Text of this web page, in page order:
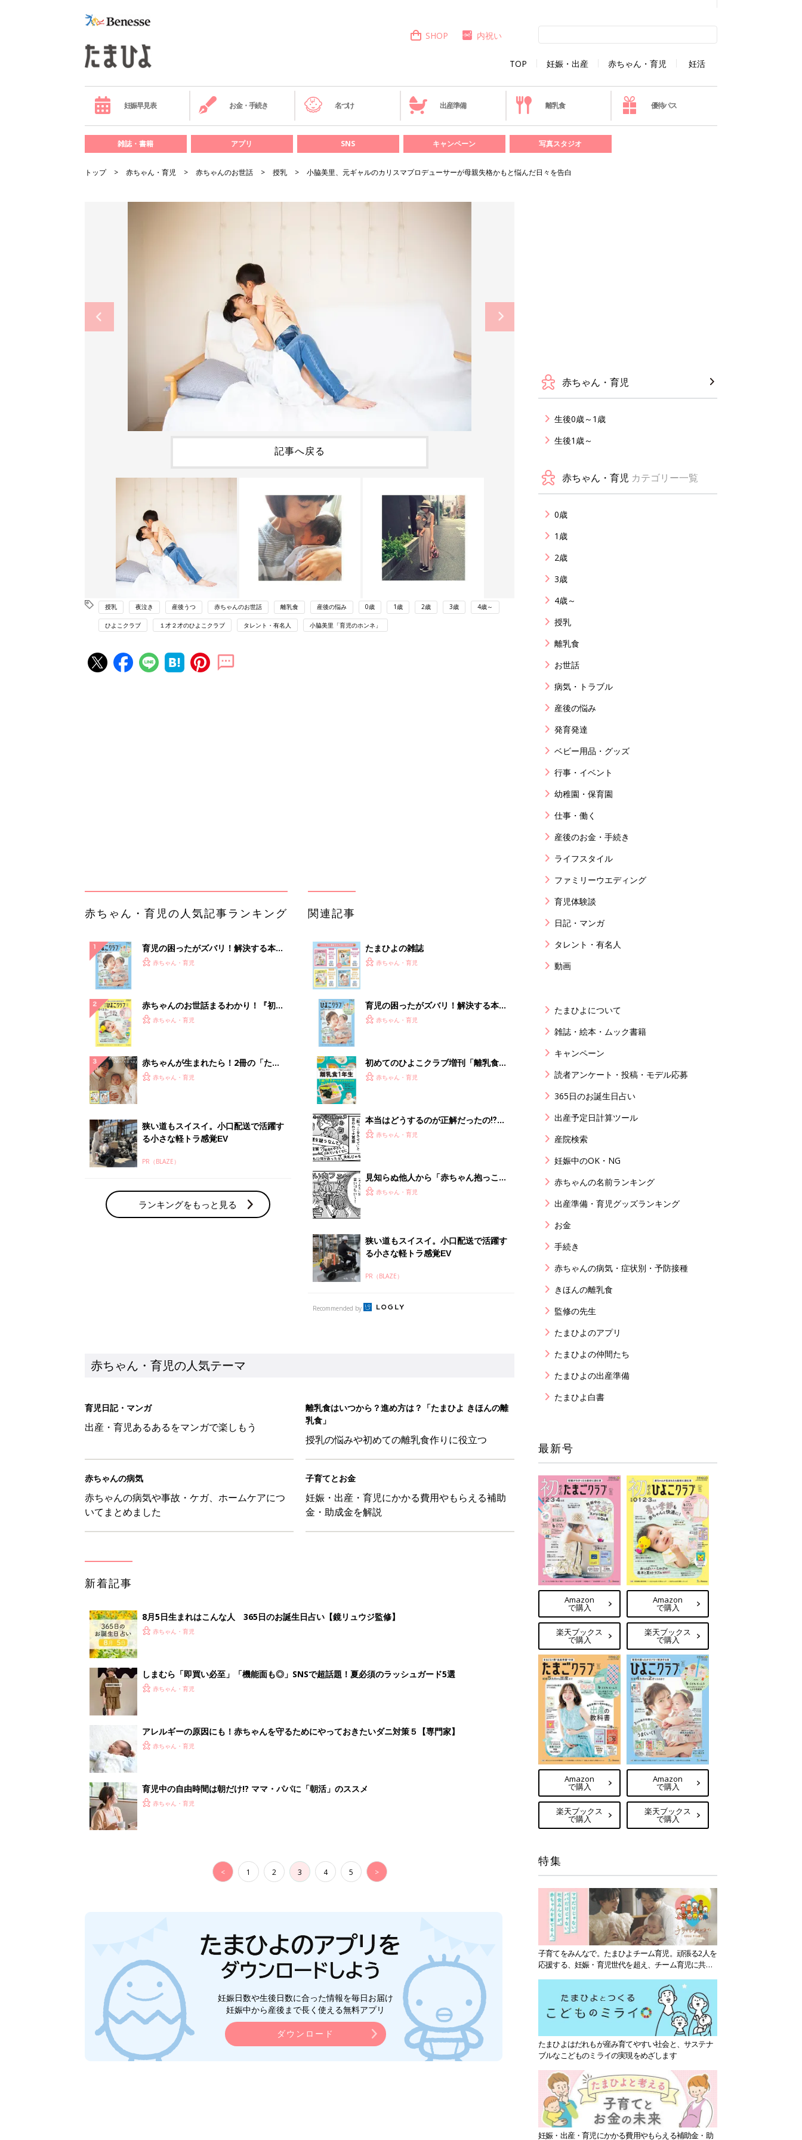
TOP 妊娠・出産 赤ちゃん・育児 妊活
SHOP 内祝い
妊娠早見表 お金・手続き 名づけ 出産準備 離乳食 優待パス
雑誌・書籍 アプリ SNS キャンペーン 写真スタジオ
トップ 赤ちゃん・育児 赤ちゃんのお世話 授乳 小脇美里、元ギャルのカリスマプロデューサーが母親失格かもと悩んだ日々を告白
記事へ戻る
授乳 夜泣き 産後うつ 赤ちゃんのお世話 離乳食 産後の悩み 0歳 1歳 2歳 3歳 4歳～
ひよこクラブ １才２才のひよこクラブ タレント・有名人 小脇美里「育児のホンネ」
る小さな軽トラ感覚EV
PR（BLAZE）
ランキングをもっと見る
藤『ふうふう子育て ＃58』
い⁉︎『ふうふう子育て ＃57』
る小さな軽トラ感覚EV
PR（BLAZE）
赤ちゃん・育児の人気テーマ
育児日記・マンガ
離乳食はいつから？進め方は？「たまひよ きほんの離
授乳の悩みや初めての離乳食作りに役立つ
子育てとお金
妊娠・出産・育児にかかる費用やもらえる補助
金・助成金を解説
8月5日生まれはこんな人 365日のお誕生日占い【鏡リュウジ監修】
赤ちゃん・育児
しまむら「即買い必至」「機能面も◎」SNSで超話題！夏必須のラッシュガード5選
赤ちゃん・育児
アレルギーの原因にも！赤ちゃんを守るためにやっておきたいダニ対策５【専門家】
< 1 2 3 4 5 >
赤ちゃん・育児
生後0歳～1歳
生後1歳～
赤ちゃん・育児 カテゴリー一覧
0歳
1歳
2歳
3歳
4歳～
授乳
離乳食
お世話
病気・トラブル
産後の悩み
発育発達
ベビー用品・グッズ
行事・イベント
幼稚園・保育園
仕事・働く
産後のお金・手続き
ライフスタイル
ファミリーウエディング
育児体験談
日記・マンガ
タレント・有名人
動画
たまひよについて
雑誌・絵本・ムック書籍
キャンペーン
読者アンケート・投稿・モデル応募
365日のお誕生日占い
出産予定日計算ツール
産院検索
妊娠中のOK・NG
赤ちゃんの名前ランキング
出産準備・育児グッズランキング
お金
手続き
赤ちゃんの病気・症状別・予防接種
きほんの離乳食
監修の先生
たまひよのアプリ
たまひよの仲間たち
たまひよの出産準備
たまひよ白書
最新号
Amazon
で購入
楽天ブックス
で購入
Amazon
で購入
楽天ブックス
で購入
Amazon
で購入
楽天ブックス
で購入
Amazon
で購入
楽天ブックス
で購入
特集
子育てをみんなで。たまひよチーム育児。頑張る2人を
応援する、妊娠・育児世代を超え、チーム育児に共感
たまひよはだれもが産み育てやすい社会と、サステナ
ブルなこどものミライの実現をめざします
妊娠・出産・育児にかかる費用やもらえる補助金・助